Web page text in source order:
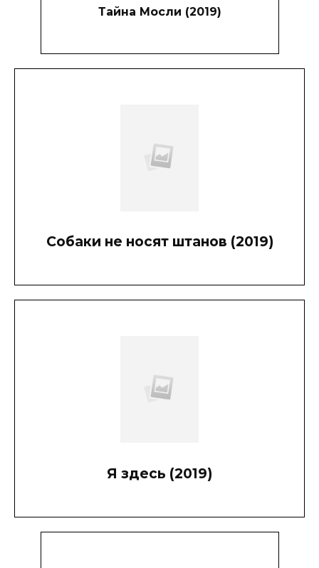
Тайна Мосли (2019)
Собаки не носят штанов (2019)
Я здесь (2019)